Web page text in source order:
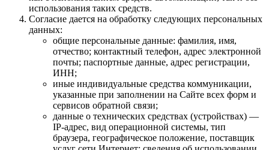
использования таких средств.
Согласие дается на обработку следующих персональных
данных:
общие персональные данные: фамилия, имя,
отчество; контактный телефон, адрес электронной
почты; паспортные данные, адрес регистрации,
ИНН;
иные индивидуальные средства коммуникации,
указанные при заполнении на Сайте всех форм и
сервисов обратной связи;
данные о технических средствах (устройствах) —
IP-адрес, вид операционной системы, тип
браузера, географическое положение, поставщик